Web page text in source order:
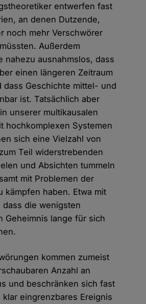
entwerfen fast
an denen Dutzende,
noch mehr Verschwörer
Außerdem
nahezu ausnahmslos, dass
einen längeren Zeitraum
dass Geschichte mittel- und
ist. Tatsächlich aber
unserer multikausalen
hochkomplexen Systemen
sich eine Vielzahl von
Teil widerstrebenden
und Absichten tummeln
mit Problemen der
kämpfen haben. Etwa mit
dass die wenigsten
Geheimnis lange für sich
kommen zumeist
Anzahl an
und beschränken sich fast
klar eingrenzbares Ereignis